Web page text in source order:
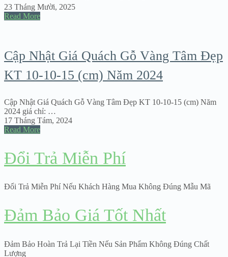
23 Tháng Mười, 2025
Read More
Cập Nhật Giá Quách Gỗ Vàng Tâm Đẹp
KT 10-10-15 (cm) Năm 2024
Cập Nhật Giá Quách Gỗ Vàng Tâm Đẹp KT 10-10-15 (cm) Năm
2024 giá chỉ: …
17 Tháng Tám, 2024
Read More
Đổi Trả Miễn Phí
Đổi Trả Miễn Phí Nếu Khách Hàng Mua Không Đúng Mẫu Mã
Đảm Bảo Giá Tốt Nhất
Đảm Bảo Hoàn Trả Lại Tiền Nếu Sản Phẩm Không Đúng Chất
Lượng